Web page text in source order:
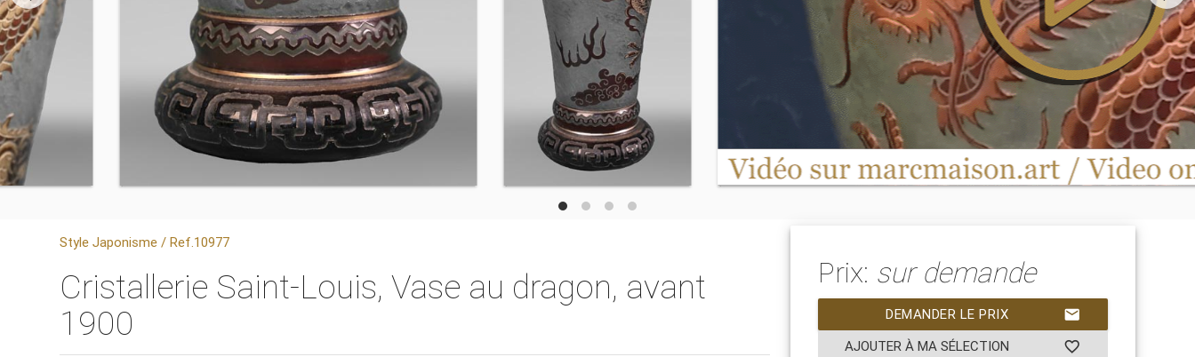
Style Japonisme / Ref.10977
Cristallerie Saint-Louis, Vase au dragon, avant
1900
Prix: sur demande
mail
DEMANDER LE PRIX
favorite_border
AJOUTER À MA SÉLECTION